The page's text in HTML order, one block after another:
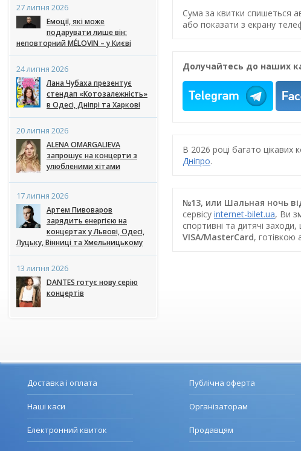
27 липня 2026
Емоції, які може
подарувати лише він:
неповторний MÉLOVIN – у Києві
24 липня 2026
Лана Чубаха презентує
стендап «Котозалежність»
в Одесі, Дніпрі та Харкові
20 липня 2026
ALENA OMARGALIEVA
запрошує на концерти з
улюбленими хітами
17 липня 2026
Артем Пивоваров
зарядить енергією на
концертах у Львові, Одесі,
Луцьку, Вінниці та Хмельницькому
13 липня 2026
DANTES готує нову серію
концертів
Сума за квитки спишеться
або показати з екрану
Долучайтесь до наших
В 2026 році багато
Дніпро.
№13, или Шальная ночь
сервісу internet-bilet.ua, Ви
спортивні та дитячі
VISA/MasterCard,
Доставка і оплата
Наші каси
Електронний квиток
Публічна оферта
Організаторам
Продавцям